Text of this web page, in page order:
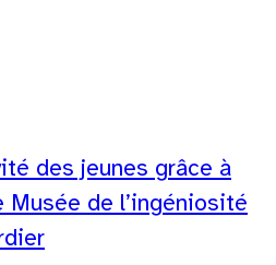
des jeunes grâce à
Musée de l’ingéniosité